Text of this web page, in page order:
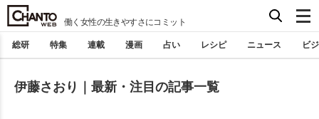
働く女性の生きやすさにコミット
総研 特集 連載 漫画 占い レシピ ニュース ビ
伊藤さおり｜最新・注目の記事一覧